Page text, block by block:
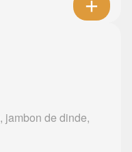
jambon de dinde,